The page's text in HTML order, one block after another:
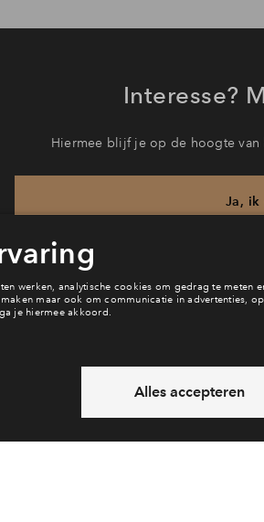
Interesse?
Hiermee blijf je op de hoogte
Ja, ik
Heb je een vraag en wil je
6 dagen per week